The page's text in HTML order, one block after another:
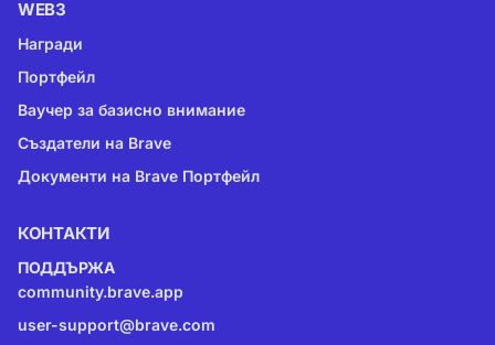
WEB3
Награди
Портфейл
Ваучер за базисно внимание
Създатели на Brave
Документи на Brave Портфейл
КОНТАКТИ
ПОДДЪРЖА
community.brave.app
user-support@brave.com